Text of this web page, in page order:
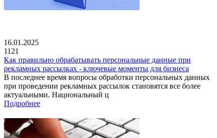
16.01.2025
1121
Как правильно обрабатывать персональные данные при
рекламных рассылках - ключевые моменты для бизнеса
В последнее время вопросы обработки персональных данных
при проведении рекламных рассылок становятся все более
актуальными. Национальный ц
Подробнее